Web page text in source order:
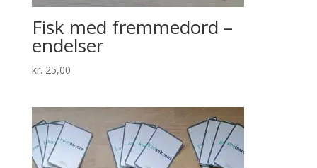
Fisk med fremmedord –
endelser
kr. 25,00